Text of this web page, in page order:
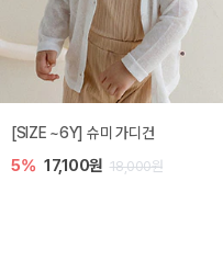
밀라 아기 점프수트
10% 30,600원 34,000원